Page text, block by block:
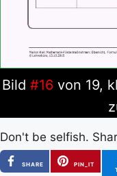
Bild #16 von 19,
Don't be selfish.
SHARE
PIN_IT